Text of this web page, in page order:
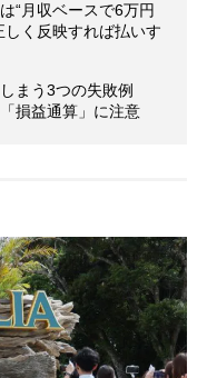
“月収ベースで6万円
く反映すれば払いす
まう3つの失敗例
損益通算」に注意